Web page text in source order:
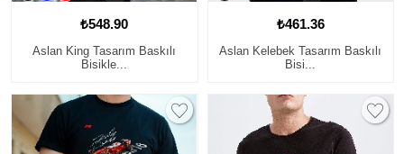
₺548.90
Aslan King Tasarım Baskılı
Bisikle...
₺461.36
Aslan Kelebek Tasarım Baskılı
Bisi...